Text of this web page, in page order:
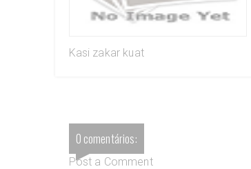
Kasi zakar kuat
0 comentários:
Post a Comment